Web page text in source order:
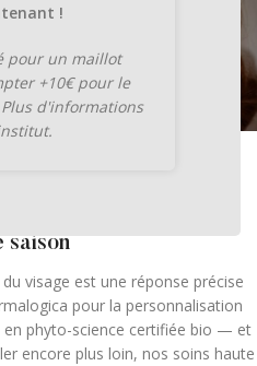
!
pour un maillot
+10€ pour le
d'informations
saison
visage est une réponse précise
pour la personnalisation
phyto-science certifiée bio — et
encore plus loin, nos soins haute